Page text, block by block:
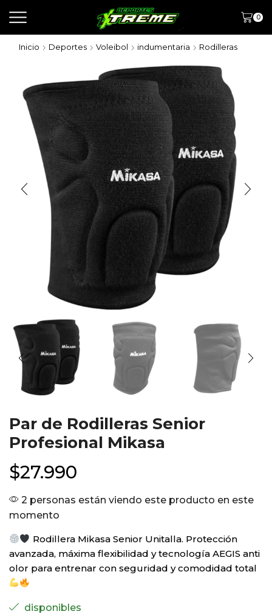
0
Inicio Deportes Voleibol indumentaria Rodilleras
Par de Rodilleras Senior
Profesional Mikasa
$27.990
2 personas están viendo este producto en este
momento
Rodillera Mikasa Senior Unitalla. Protección
avanzada, máxima flexibilidad y tecnología AEGIS anti
olor para entrenar con seguridad y comodidad total
disponibles